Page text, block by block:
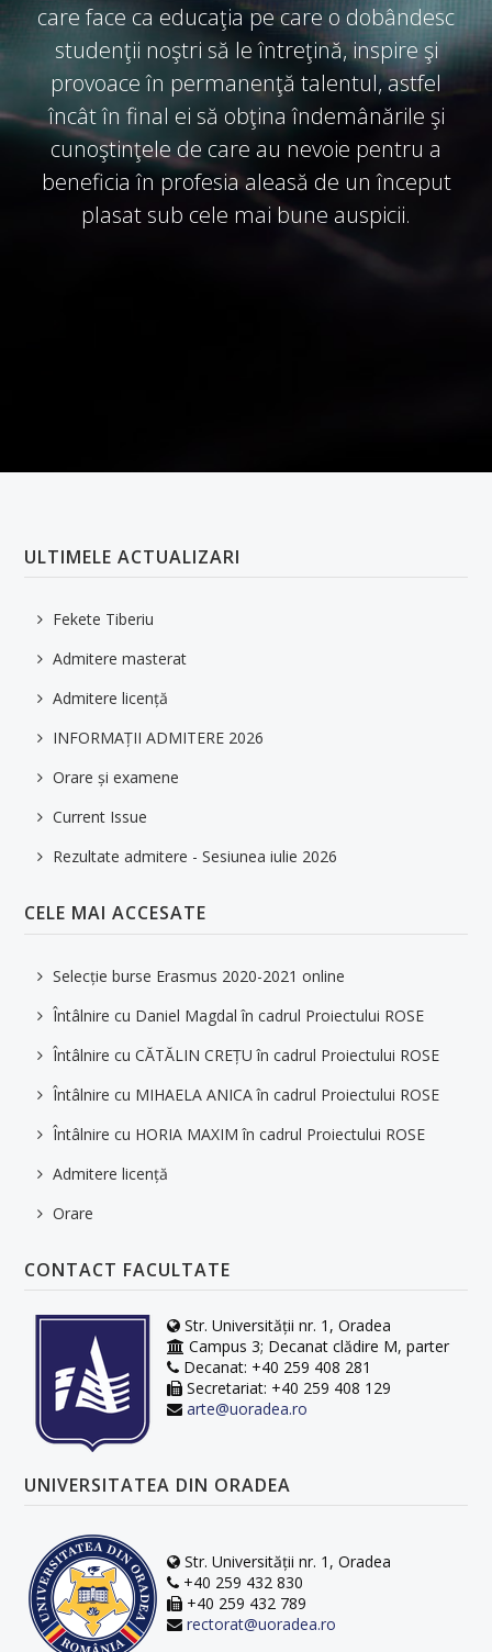
care face ca educaţia pe care o dobândesc
studenţii noştri să le întreţină, inspire şi
provoace în permanenţă talentul, astfel
încât în final ei să obţina îndemânările şi
cunoştinţele de care au nevoie pentru a
beneficia în profesia aleasă de un început
plasat sub cele mai bune auspicii.
ULTIMELE ACTUALIZARI
Fekete Tiberiu
Admitere masterat
Admitere licență
INFORMAȚII ADMITERE 2026
Orare și examene
Current Issue
Rezultate admitere - Sesiunea iulie 2026
CELE MAI ACCESATE
Selecție burse Erasmus 2020-2021 online
Întâlnire cu Daniel Magdal în cadrul Proiectului ROSE
Întâlnire cu CĂTĂLIN CREȚU în cadrul Proiectului ROSE
Întâlnire cu MIHAELA ANICA în cadrul Proiectului ROSE
Întâlnire cu HORIA MAXIM în cadrul Proiectului ROSE
Admitere licență
Orare
CONTACT FACULTATE
Str. Universității nr. 1, Oradea
Campus 3; Decanat clădire M, parter
Decanat: +40 259 408 281
Secretariat: +40 259 408 129
arte@uoradea.ro
UNIVERSITATEA DIN ORADEA
Str. Universității nr. 1, Oradea
+40 259 432 830
+40 259 432 789
rectorat@uoradea.ro